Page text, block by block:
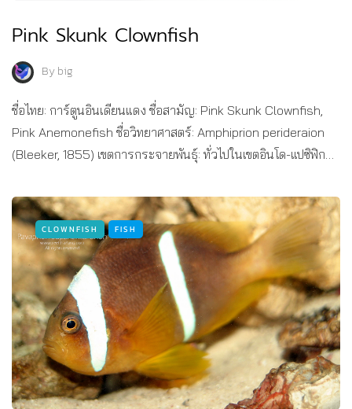
Pink Skunk Clownfish
Bybig
ชื่อไทย: การ์ตูนอินเดียนแดง ชื่อสามัญ: Pink Skunk Clownfish,
Pink Anemonefish ชื่อวิทยาศาสตร์: Amphiprion perideraion
(Bleeker, 1855) เขตการกระจายพันธุ์: ทั่วไปในเขตอินโด-แปซิฟิก…
CLOWNFISH FISH